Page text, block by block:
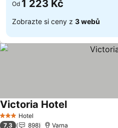
Od 1 223 Kč
Zobrazte si ceny z 3 webů
3 Počet hvězdiček
Hotel
Victoria Hotel
7,3 898 Varna